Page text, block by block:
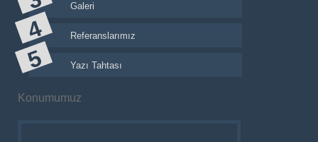
Galeri
Referanslarımız
Yazı Tahtası
Konumumuz